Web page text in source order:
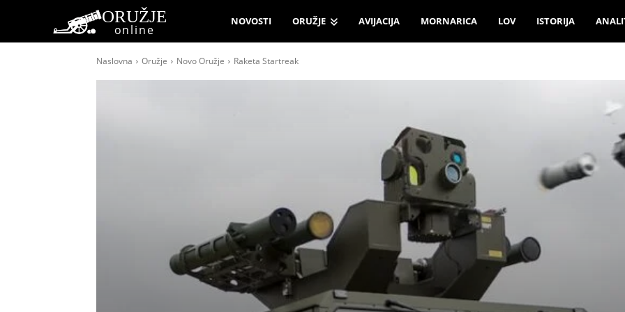
ORUŽJE
online
NOVOSTI ORUŽJE AVIJACIJA MORNARICA LOV ISTORIJA
Naslovna Oružje Novo Oružje Raketa Startreak